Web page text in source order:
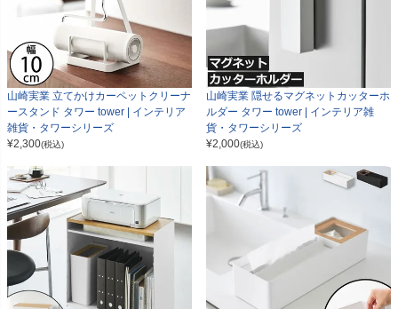
山崎実業 立てかけカーペットクリーナ
ースタンド タワー tower | インテリア
雑貨・タワーシリーズ
¥2,300(税込)
山崎実業 隠せるマグネットカッターホ
ルダー タワー tower | インテリア雑
貨・タワーシリーズ
¥2,000(税込)